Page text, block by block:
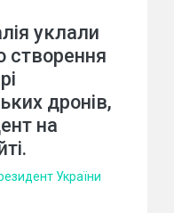
уклали
створення
дронів,
на
України